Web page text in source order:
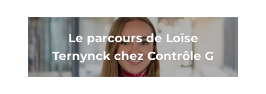
Le parcours de Loïse
Ternynck chez Contrôle G